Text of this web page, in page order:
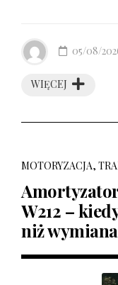
WIĘCEJ
05/08/
MOTORYZACJA,
W212 –
niż